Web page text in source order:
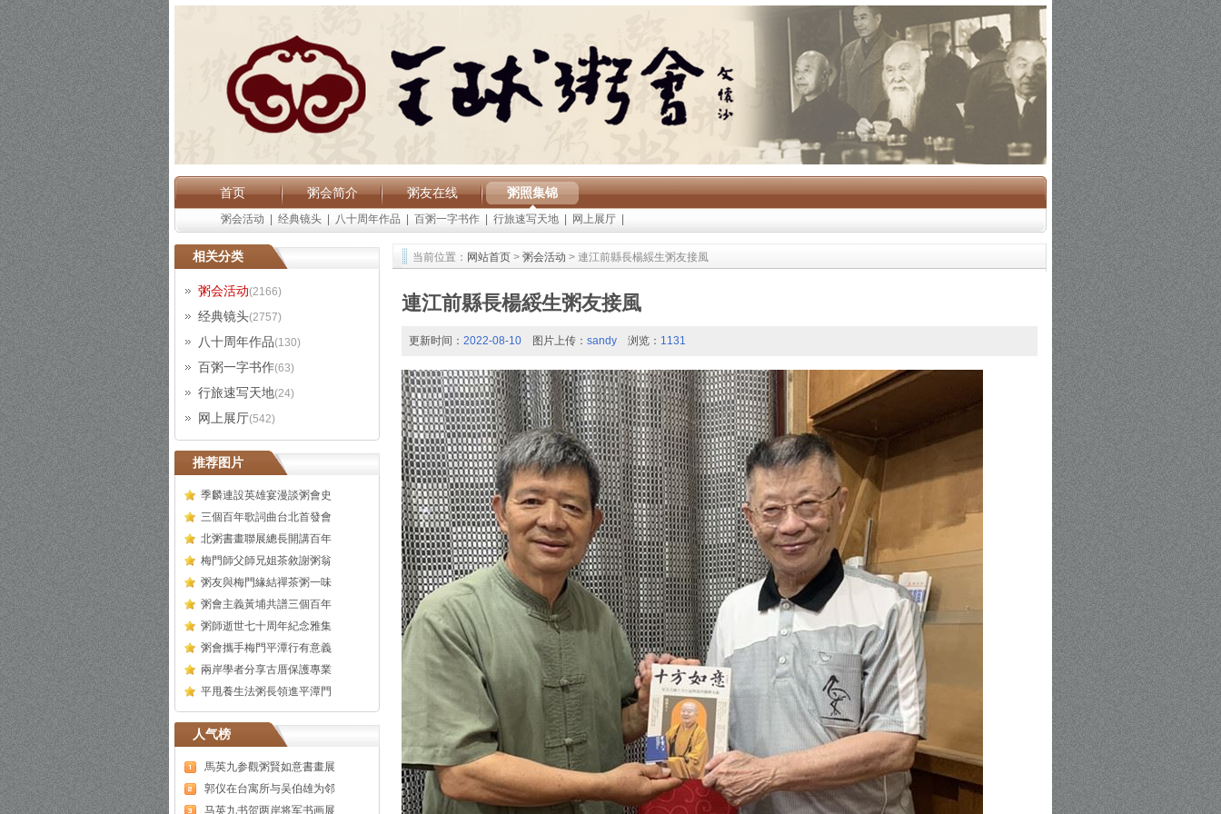
首页 粥会简介 粥友在线 粥照集锦
粥会活动 经典镜头 八十周年作品 百粥一字书作 行旅速写天地 网上展厅
相关分类
粥会活动(2166)
经典镜头(2757)
八十周年作品(130)
百粥一字书作(63)
行旅速写天地(24)
网上展厅(542)
推荐图片
季麟連設英雄宴漫談粥會史
三個百年歌詞曲台北首發會
北粥書畫聯展總長開講百年
梅門師父師兄姐茶敘謝粥翁
粥友與梅門緣結禪茶粥一味
粥會主義黃埔共譜三個百年
粥師逝世七十周年紀念雅集
粥會攜手梅門平潭行有意義
兩岸學者分享古厝保護專業
平甩養生法粥長領進平潭門
人气榜
馬英九参觀粥賢如意書畫展
郭仪在台寓所与吴伯雄为邻
马英九书贺两岸将军书画展
当前位置： 网站首页 > 粥会活动 > 連江前縣長楊綏生粥友接風
連江前縣長楊綏生粥友接風
更新时间： 2022-08-10 图片上传： sandy 浏览： 1131